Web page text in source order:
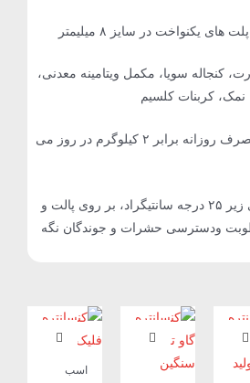
های یکنواخت در سایز ۸ میلیمتر
کنجاله سویا، مکمل ویتامینه معدنی،
نمک، کربنات کلسیم
میانگین مصرف روزانه برابر ۲ کیلوگرم در روز می
در دمای زیر ۲۵ درجه سانتیگراد، بر روی پالت و
ودسترسی حشرات و جوندگان نگه
اسب